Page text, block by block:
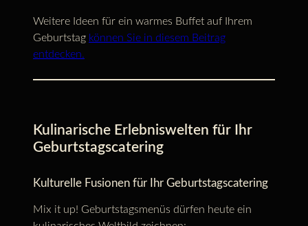
Weitere Ideen für ein warmes Buffet auf Ihrem
Geburtstag können Sie in diesem Beitrag
entdecken.
Kulinarische Erlebniswelten für Ihr
Geburtstagscatering
Kulturelle Fusionen für Ihr Geburtstagscatering
Mix it up! Geburtstagsmenüs dürfen heute ein